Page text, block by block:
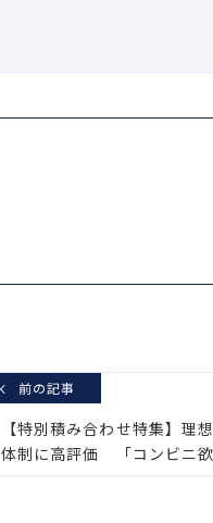
前の記事
【特別積み合わせ特集】
体制に高評価 「コンビニ